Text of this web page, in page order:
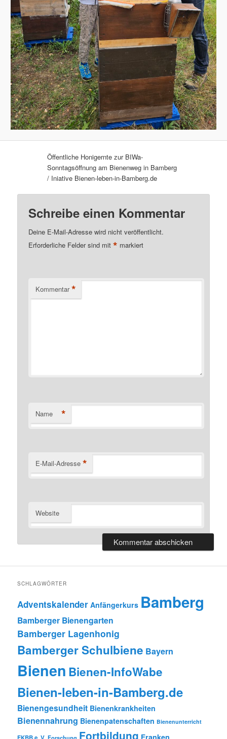
Öffentliche Honigernte zur BIWa-
Sonntagsöffnung am Bienenweg in Bamberg
/ Iniative Bienen-leben-in-Bamberg.de
Schreibe einen Kommentar
Deine E-Mail-Adresse wird nicht veröffentlicht.
Erforderliche Felder sind mit* markiert
Kommentar *
Name *
E-Mail-Adresse *
Website
SCHLAGWÖRTER
Adventskalender Anfängerkurs Bamberg
Bamberger Bienengarten
Bamberger Lagenhonig
Bamberger Schulbiene Bayern
Bienen Bienen-InfoWabe
Bienen-leben-in-Bamberg.de
Bienengesundheit Bienenkrankheiten
Bienennahrung Bienenpatenschaften Bienenunterricht
Fortbildung